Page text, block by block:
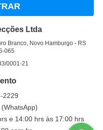
Ltda
Branco, Novo Hamburgo - RS
065
0001-21
2229
(WhatsApp)
e 14:00 hrs às 17:00 hrs